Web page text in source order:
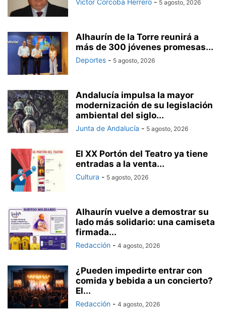
5 agosto, 2026
Alhaurín de la Torre reunirá a
más de 300 jóvenes promesas...
Deportes - 5 agosto, 2026
Andalucía impulsa la mayor
modernización de su legislación
ambiental del siglo...
Junta de Andalucía - 5 agosto, 2026
El XX Portón del Teatro ya tiene
entradas a la venta...
Cultura - 5 agosto, 2026
Alhaurín vuelve a demostrar su
lado más solidario: una camiseta
firmada...
Redacción - 4 agosto, 2026
¿Pueden impedirte entrar con
comida y bebida a un concierto?
El...
Redacción - 4 agosto, 2026